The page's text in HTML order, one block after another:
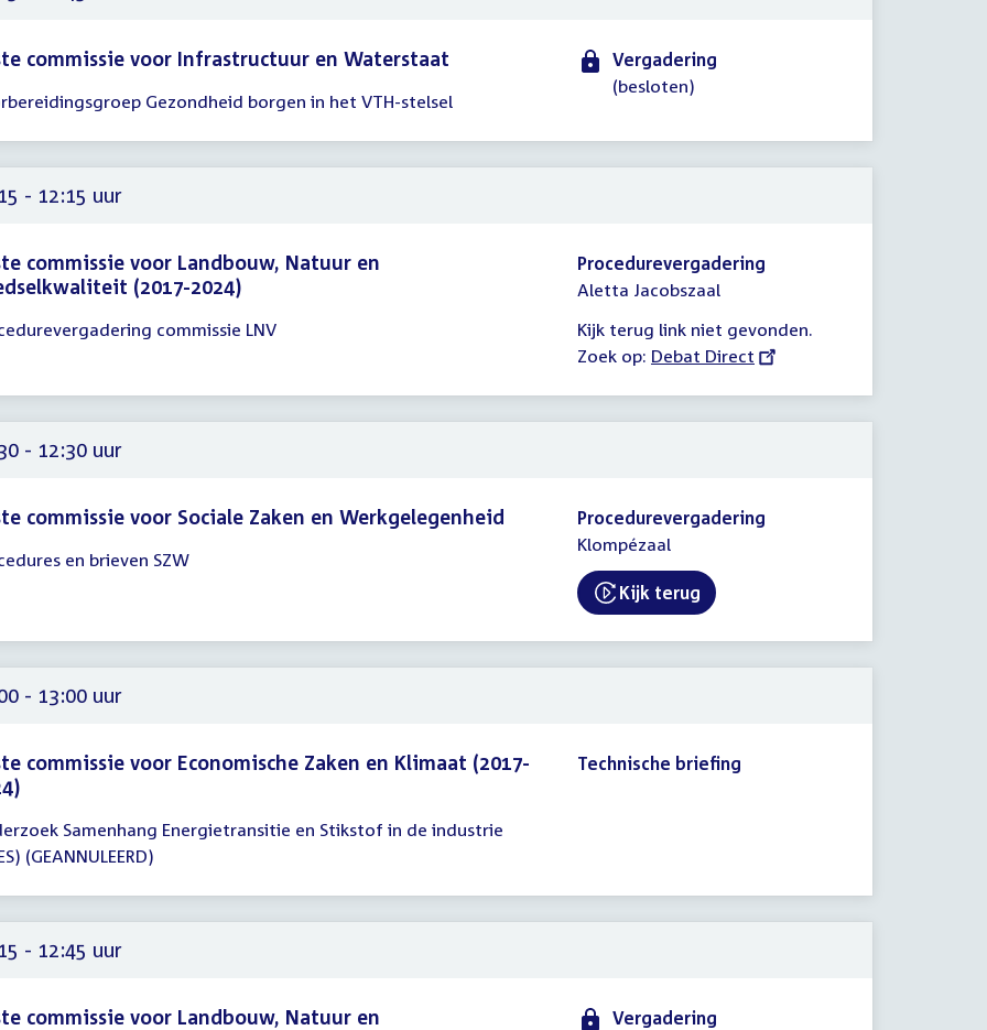
commissie voor Infrastructuur en Waterstaat
Gezondheid borgen in het VTH-stelsel
Vergadering
(besloten)
- 12:15 uur
commissie voor Landbouw, Natuur en
(2017-2024)
commissie LNV
Procedurevergadering
Aletta Jacobszaal
Kijk terug link niet gevonden.
Zoek op: External
Debat Direct
- 12:30 uur
commissie voor Sociale Zaken en Werkgelegenheid
en brieven SZW
Procedurevergadering
Klompézaal
External link:
Kijk terug
- 13:00 uur
commissie voor Economische Zaken en Klimaat (2017-
Samenhang Energietransitie en Stikstof in de industrie
(GEANNULEERD)
Technische briefing
- 12:45 uur
commissie voor Landbouw, Natuur en
Vergadering